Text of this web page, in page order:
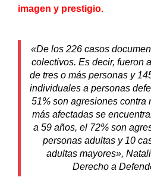
imagen y prestigio.
«De los 226 casos
colectivos. Es decir, fueron
de tres o más personas y
individuales a personas
51% son agresiones contra
más afectadas se
a 59 años, el 72% son
personas adultas y 10
adultas mayores»,
Derecho a